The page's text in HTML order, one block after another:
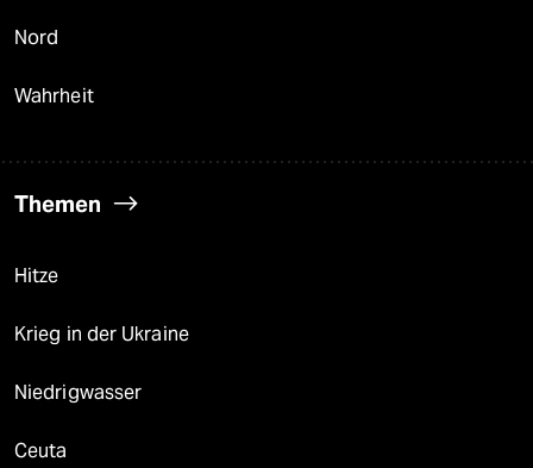
Nord
Wahrheit
Themen
Hitze
Krieg in der Ukraine
Niedrigwasser
Ceuta